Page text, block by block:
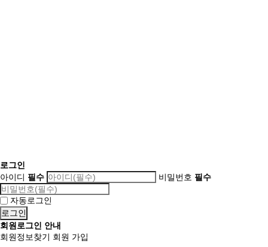
로그인
아이디 필수 비밀번호 필수
자동로그인
회원로그인 안내
회원정보찾기 회원 가입